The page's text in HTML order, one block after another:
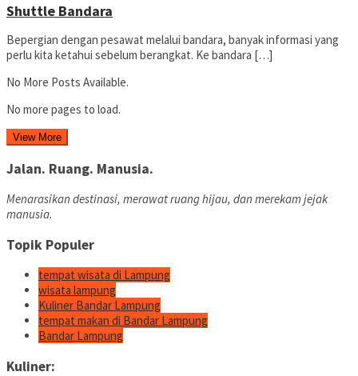
Shuttle Bandara
Bepergian dengan pesawat melalui bandara, banyak informasi yang
perlu kita ketahui sebelum berangkat. Ke bandara […]
No More Posts Available.
No more pages to load.
View More
Jalan. Ruang. Manusia.
Menarasikan destinasi, merawat ruang hijau, dan merekam jejak
manusia.
Topik Populer
tempat wisata di Lampung
wisata lampung
Kuliner Bandar Lampung
tempat makan di Bandar Lampung
Bandar Lampung
Kuliner: